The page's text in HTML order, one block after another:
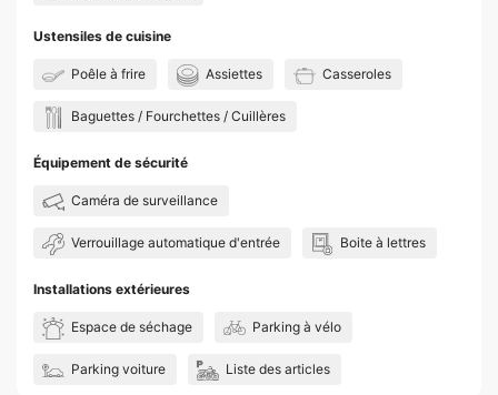
Ustensiles de cuisine
Poêle à frire Assiettes Casseroles
Baguettes / Fourchettes / Cuillères
Équipement de sécurité
Caméra de surveillance
Verrouillage automatique d'entrée Boite à lettres
Installations extérieures
Espace de séchage Parking à vélo
Parking voiture Liste des articles